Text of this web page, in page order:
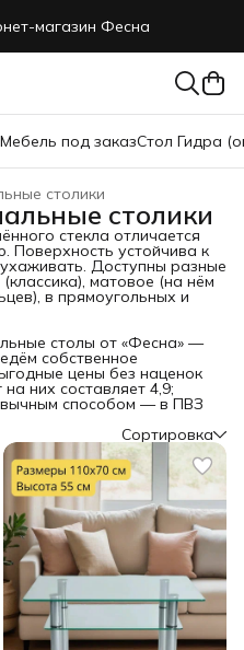
магазин Фесна
магазин Фесна
Мебель под заказСтол Гидра
столики
столики
стекла отличается
Поверхность устойчива к
Доступны разные
матовое (на нём
в прямоугольных и
столы от «Фесна» —
собственное
цены без наценок
них составляет 4,9;
способом — в ПВЗ
Сортировка